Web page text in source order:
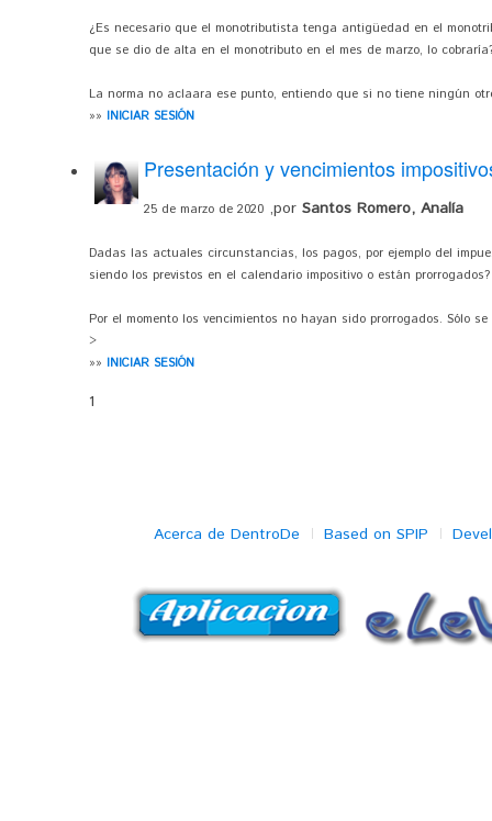
¿Es necesario que el monotributista tenga antigüedad en el
que se dio de alta en el monotributo en el mes de marzo, lo
La norma no aclaara ese punto, entiendo que si no tiene ningún
»» INICIAR SESIÓN
Presentación y vencimientos
25 de marzo de 2020 ,por Santos Romero, Analía
Dadas las actuales circunstancias, los pagos, por ejemplo del
siendo los previstos en el calendario impositivo o están prorrogados?
Por el momento los vencimientos no hayan sido prorrogados. Sólo
>
»» INICIAR SESIÓN
1
Acerca de DentroDe Based on SPIP